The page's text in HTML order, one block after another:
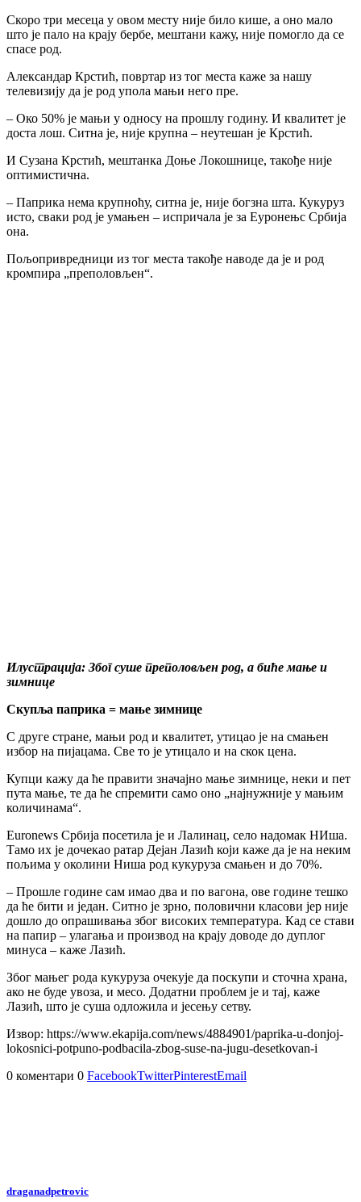
Скоро три месеца у овом месту није било кише, а оно мало
што је пало на крају бербе, мештани кажу, није помогло да се
спасе род.
Александар Крстић, повртар из тог места каже за нашу
телевизију да је род упола мањи него пре.
– Око 50% је мањи у односу на прошлу годину. И квалитет је
доста лош. Ситна је, није крупна – неутешан је Крстић.
И Сузана Крстић, мештанка Доње Локошнице, такође није
оптимистична.
– Паприка нема крупноћу, ситна је, није богзна шта. Кукуруз
исто, сваки род је умањен – испричала је за Еуронењс Србија
она.
Пољопривредници из тог места такође наводе да је и род
кромпира „преполовљен“.
Илустрација: Због суше преполовљен род, а биће мање и
зимнице
Скупља паприка = мање зимнице
С друге стране, мањи род и квалитет, утицао је на смањен
избор на пијацама. Све то је утицало и на скок цена.
Купци кажу да ће правити значајно мање зимнице, неки и пет
пута мање, те да ће спремити само оно „најнужније у мањим
количинама“.
Euronews Србија посетила је и Лалинац, село надомак НИша.
Тамо их је дочекао ратар Дејан Лазић који каже да је на неким
пољима у околини Ниша род кукуруза смањен и до 70%.
– Прошле године сам имао два и по вагона, ове године тешко
да ће бити и један. Ситно је зрно, половични класови јер није
дошло до опрашивања због високих температура. Кад се стави
на папир – улагања и производ на крају доводе до дуплог
минуса – каже Лазић.
Због мањег рода кукуруза очекује да поскупи и сточна храна,
ако не буде увоза, и месо. Додатни проблем је и тај, каже
Лазић, што је суша одложила и јесењу сетву.
Извор: https://www.ekapija.com/news/4884901/paprika-u-donjoj-
lokosnici-potpuno-podbacila-zbog-suse-na-jugu-desetkovan-i
0 коментари 0 FacebookTwitterPinterestEmail
draganadpetrovic